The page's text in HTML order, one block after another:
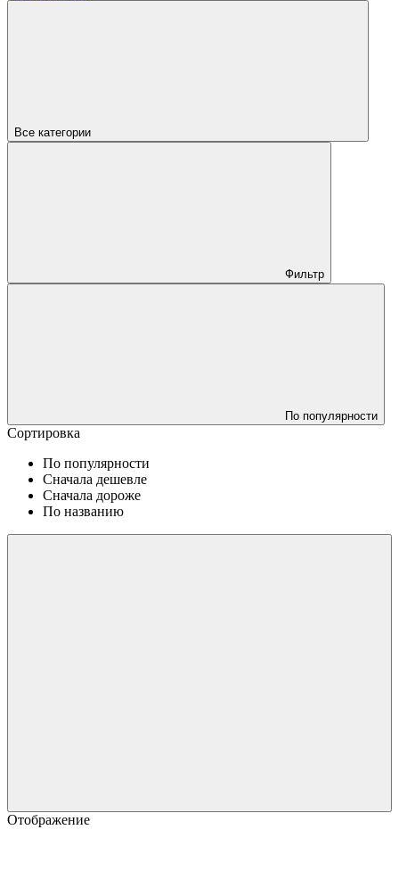
Все категории
Фильтр
По популярности
Сортировка
По популярности
Сначала дешевле
Сначала дороже
По названию
Отображение